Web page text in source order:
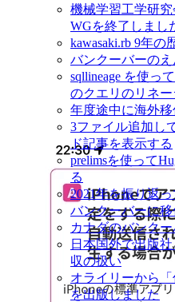
機械学習工学研
WGを終了しまし
kawasaki.rb 9年の
バンクーバーの
sqllineage を使っ
のクエリのリネ
年度途中に海外
3ファイル追加し
ド記事を表示する
prelimsを使って
る
2021年を振り返っ
バンクーバーに
カナダのバンク
日本国外で出版
収の扱い
オライリーから
を出版しました